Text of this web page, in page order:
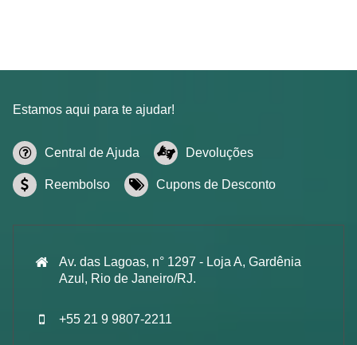
Estamos aqui para te ajudar!
Central de Ajuda Devoluções
Reembolso Cupons de Desconto
Av. das Lagoas, n° 1297 - Loja A, Gardênia
Azul, Rio de Janeiro/RJ.
+55 21 9 9807-2211